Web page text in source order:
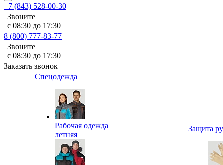
+7 (843) 528-00-30
Звоните
с 08:30 до 17:30
8 (800) 777-83-77
Звоните
с 08:30 до 17:30
Заказать звонок
Спецодежда
Рабочая одежда
летняя
Защита